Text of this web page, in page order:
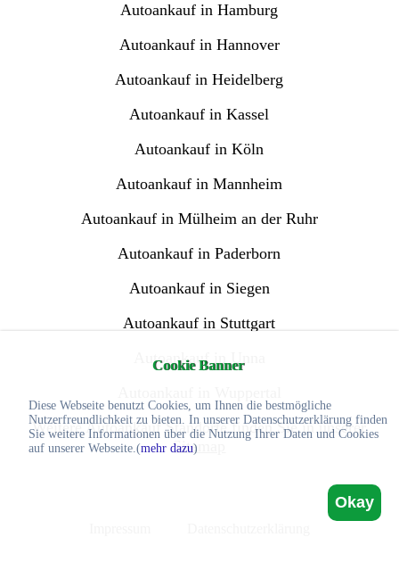
Cookie Banner
Diese Webseite benutzt Cookies, um Ihnen die bestmögliche
Nutzerfreundlichkeit zu bieten. In unserer Datenschutzerklärung finden
Sie weitere Informationen über die Nutzung Ihrer Daten und Cookies
auf unserer Webseite.(mehr dazu)
Okay
Autoankauf in Hamburg
Autoankauf in Hannover
Autoankauf in Heidelberg
Autoankauf in Kassel
Autoankauf in Köln
Autoankauf in Mannheim
Autoankauf in Mülheim an der Ruhr
Autoankauf in Paderborn
Autoankauf in Siegen
Autoankauf in Stuttgart
Autoankauf in Unna
Weitere Autoankauf Standorte finden Sie in unserer
Sitemap